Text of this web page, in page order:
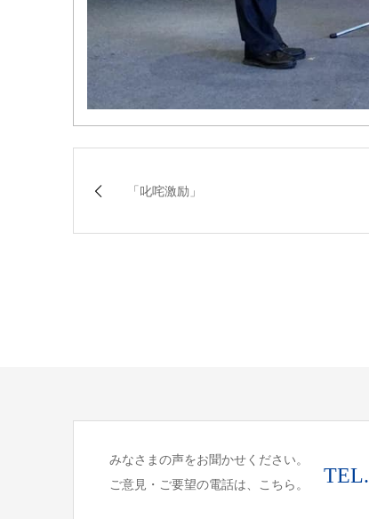
「叱咤激励」
みなさまの声をお聞かせください。
ご意見・ご要望の電話は、こちら。
TEL.